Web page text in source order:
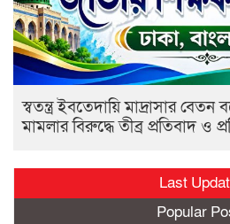
স্বতন্ত্র ইবতেদায়ি মাদ্রাসার বেতন
মামলার বিরুদ্ধে তীব্র প্রতিবাদ ও
Last
Popular